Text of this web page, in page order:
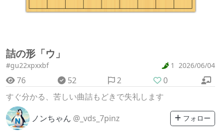
詰の形「ウ」
#gu22xpxxbf 1 2026/06/04
76 52 2
0
すぐ分かる、苦しい曲詰もどきで失礼します
ノンちゃん @_vds_7pinz フォロー